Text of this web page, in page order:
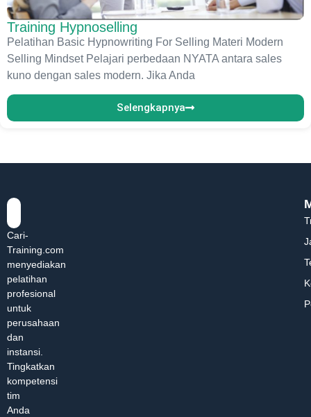
Training Hypnoselling
Pelatihan Basic Hypnowriting For Selling Materi Modern
Selling Mindset Pelajari perbedaan NYATA antara sales
kuno dengan sales modern. Jika Anda
Selengkapnya
Cari-
Training.com
menyediakan
pelatihan
profesional
untuk
perusahaan
dan
instansi.
Tingkatkan
kompetensi
tim
Anda